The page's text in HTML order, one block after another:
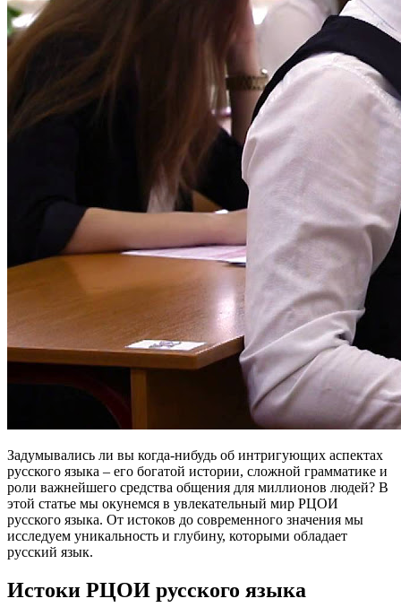
Задумывались ли вы когда-нибудь об интригующих аспектах
русского языка – его богатой истории, сложной грамматике и
роли важнейшего средства общения для миллионов людей? В
этой статье мы окунемся в увлекательный мир РЦОИ
русского языка. От истоков до современного значения мы
исследуем уникальность и глубину, которыми обладает
русский язык.
Истоки РЦОИ русского языка